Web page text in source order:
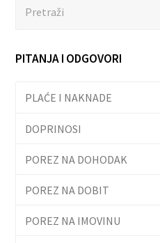
PITANJA I ODGOVORI
PLAĆE I NAKNADE
DOPRINOSI
POREZ NA DOHODAK
POREZ NA DOBIT
POREZ NA IMOVINU